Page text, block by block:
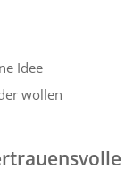
Idee
wollen